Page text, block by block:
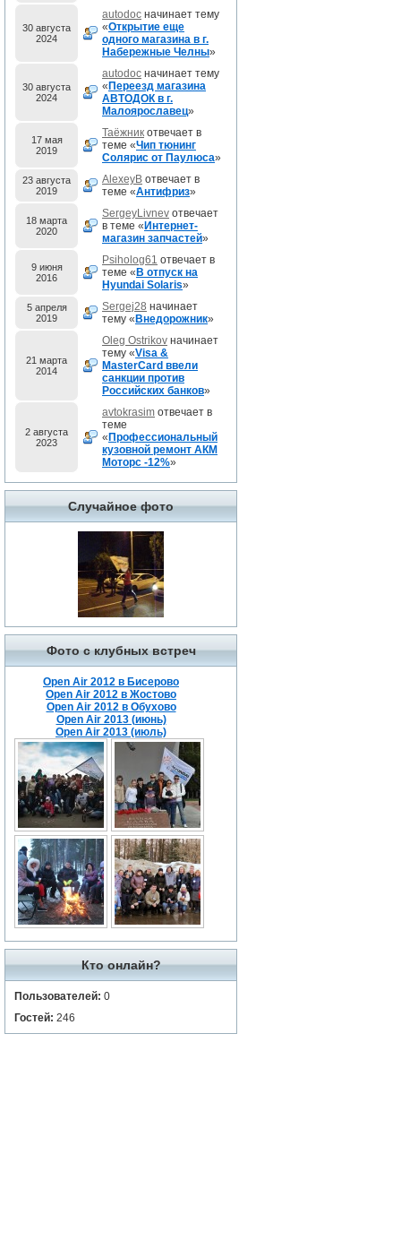
30 августа
2024
autodoc начинает тему
«Открытие еще
одного магазина в г.
Набережные Челны»
30 августа
2024
autodoc начинает тему
« Переезд магазина
АВТОДОК в г.
Малоярославец»
17 мая
2019
Таёжник отвечает в
теме «Чип тюнинг
Солярис от Паулюса»
23 августа
2019
AlexeyB отвечает в
теме «Антифриз»
18 марта
2020
SergeyLivnev отвечает
в теме « Интернет-
магазин запчастей»
9 июня
2016
Psiholog61 отвечает в
теме « В отпуск на
Hyundai Solaris»
5 апреля
2019
Sergej28 начинает
тему « Внедорожник»
21 марта
2014
Oleg Ostrikov начинает
тему «Visa &
MasterCard ввели
санкции против
Российских банков»
2 августа
2023
avtokrasim отвечает в
теме
« Профессиональный
кузовной ремонт АКМ
Моторс -12%»
Случайное фото
Фото с клубных встреч
Open Air 2012 в Бисерово
Open Air 2012 в Жостово
Open Air 2012 в Обухово
Open Air 2013 (июнь)
Open Air 2013 (июль)
Кто онлайн?
Пользователей: 0
Гостей: 246